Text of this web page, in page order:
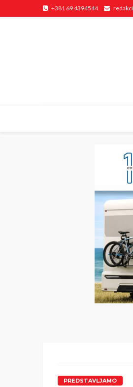
+381 69 4394544
PREDSTAVLJAMO